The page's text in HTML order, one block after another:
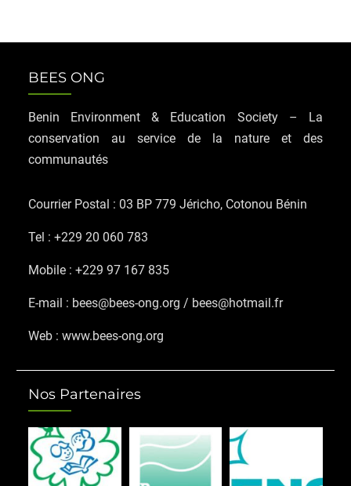
BEES ONG
Benin Environment & Education Society – La
conservation au service de la nature et des
communautés
Courrier Postal : 03 BP 779 Jéricho, Cotonou Bénin
Tel : +229 20 060 783
Mobile : +229 97 167 835
E-mail : bees@bees-ong.org / bees@hotmail.fr
Web : www.bees-ong.org
Nos Partenaires